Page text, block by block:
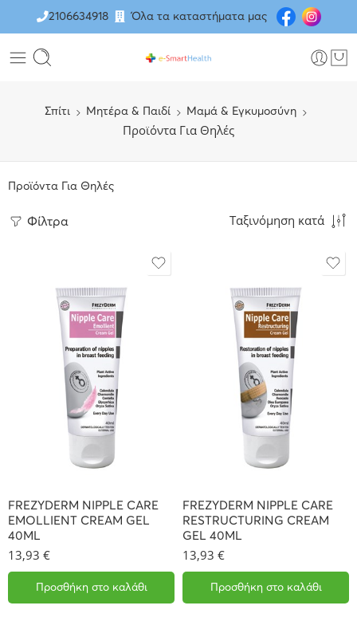
2106634918 Όλα τα καταστήματα μας
Σπίτι Μητέρα & Παιδί Μαμά & Εγκυμοσύνη
Προϊόντα Για Θηλές
Προϊόντα Για Θηλές
Φίλτρα Ταξινόμηση κατά
FREZYDERM NIPPLE CARE
EMOLLIENT CREAM GEL
40ML
13,93 €
Προσθήκη στο καλάθι
FREZYDERM NIPPLE CARE
RESTRUCTURING CREAM
GEL 40ML
13,93 €
Προσθήκη στο καλάθι